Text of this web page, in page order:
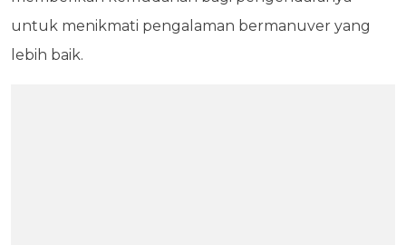
untuk menikmati pengalaman bermanuver yang
lebih baik.